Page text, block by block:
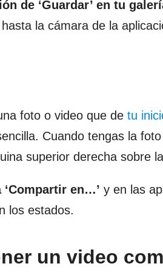
de ‘Guardar’ en tu
la cámara de la
foto o video que de tu
Cuando tengas la
superior derecha sobre
‘Compartir en…’ y en las
los estados.
un video